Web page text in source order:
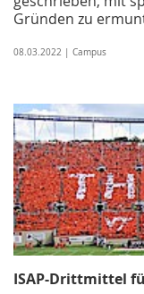
Gründen zu
08.03.2022 | Campus
ISAP-Drittmittel